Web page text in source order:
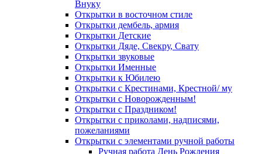
Внуку
Открытки в восточном стиле
Открытки дембель, армия
Открытки Детские
Открытки Дяде, Свекру, Свату
Открытки звуковые
Открытки Именные
Открытки к Юбилею
Открытки с Крестинами, Крестной/ му
Открытки с Новорожденным!
Открытки с Праздником!
Открытки с приколами, надписями,
пожеланиями
Открытки с элементами ручной работы
Ручная работа День Рождения